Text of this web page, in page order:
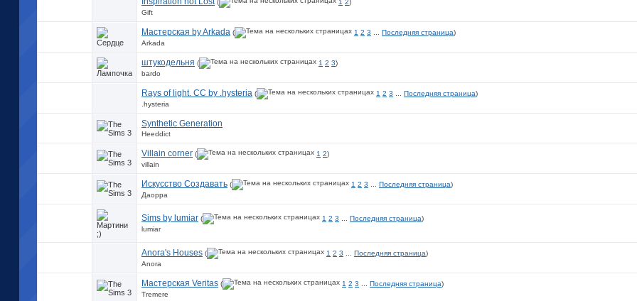
( 1 2)
Gift
Мастерская by Arkada ( 1 2 3 Последняя страница)
Arkada
штукодельня ( 1 2 3)
bardo
Rays of light. CC by .hysteria ( 1 2 3 Последняя страница)
.hysteria
Synthetic Generation
Heeddict
Villain corner ( 1 2)
villain
Искусство Создавать ( 1 2 3 Последняя страница)
Даорра
Sims by lumiar ( 1 2 3 Последняя страница)
lumiar
Anora's Houses ( 1 2 3 Последняя страница)
Anora
Мастерская Veritas ( 1 2 3 Последняя страница)
Tremere